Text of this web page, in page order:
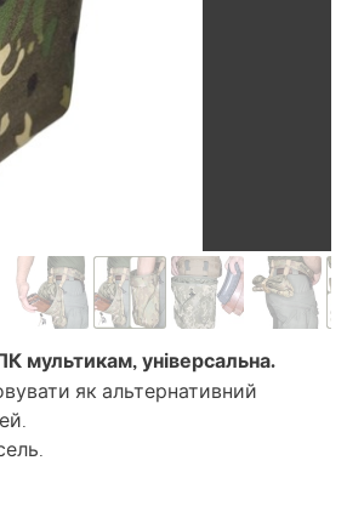
мультикам, універсальна.
як альтернативний